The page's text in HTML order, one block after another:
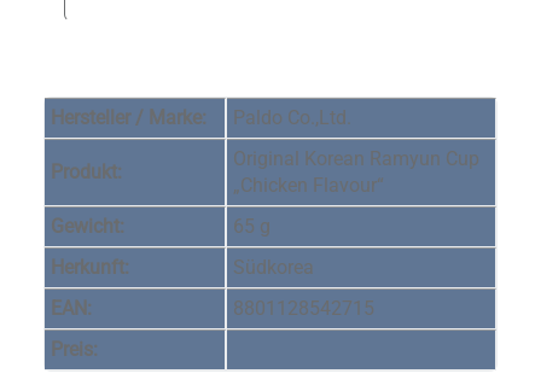
Hersteller / Marke: Paldo Co.,Ltd.
Produkt:
Original Korean Ramyun Cup
„Chicken Flavour“
Gewicht:
65 g
Herkunft:
Südkorea
EAN:
8801128542715
Preis: